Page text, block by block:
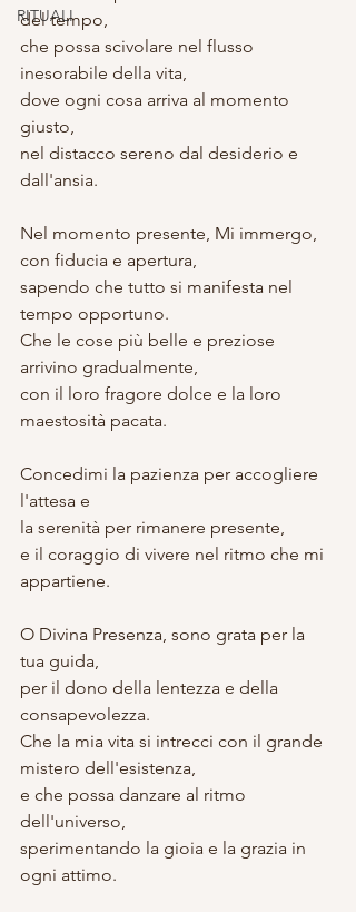
RITUALI
del tempo,
che possa scivolare nel flusso
inesorabile della vita,
dove ogni cosa arriva al momento
giusto,
nel distacco sereno dal desiderio e
dall'ansia.
Nel momento presente, Mi immergo,
con fiducia e apertura,
sapendo che tutto si manifesta nel
tempo opportuno.
Che le cose più belle e preziose
arrivino gradualmente,
con il loro fragore dolce e la loro
maestosità pacata.
Concedimi la pazienza per accogliere
l'attesa e
la serenità per rimanere presente,
e il coraggio di vivere nel ritmo che mi
appartiene.
O Divina Presenza, sono grata per la
tua guida,
per il dono della lentezza e della
consapevolezza.
Che la mia vita si intrecci con il grande
mistero dell'esistenza,
e che possa danzare al ritmo
dell'universo,
sperimentando la gioia e la grazia in
ogni attimo.